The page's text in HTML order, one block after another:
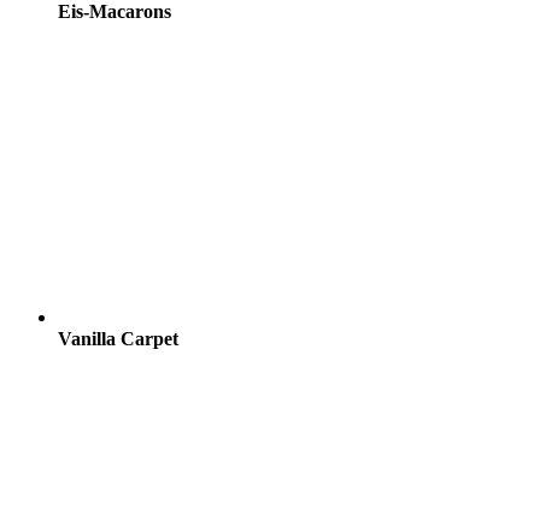
Eis-Macarons
Vanilla Carpet